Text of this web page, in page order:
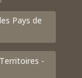
Pays de
-